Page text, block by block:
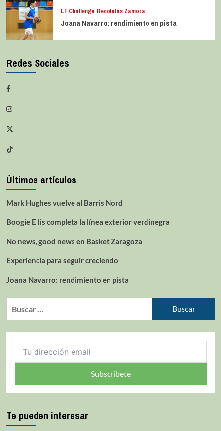
LF Challenge Recoletas Zamora
Joana Navarro: rendimiento en pista
Redes Sociales
Últimos artículos
Mark Hughes vuelve al Barris Nord
Boogie Ellis completa la línea exterior verdinegra
No news, good news en Basket Zaragoza
Experiencia para seguir creciendo
Joana Navarro: rendimiento en pista
Subscríbete
Te pueden interesar